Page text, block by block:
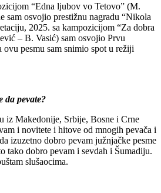
“Edna ljubov vo Tetovo” (M.
sam osvojio prestižnu nagradu “Nikola
2025. sa kampozicijom “Za dobra
– B. Vasić) sam osvojio Prvu
pesmu sam snimio spot u režiji
da pevate?
iz Makedonije, Srbije, Bosne i Crne
i novitete i hitove od mnogih pevača i
izuzetno dobro pevam južnjačke pesme
tako dobro pevam i sevdah i Šumadiju.
slušaocima.